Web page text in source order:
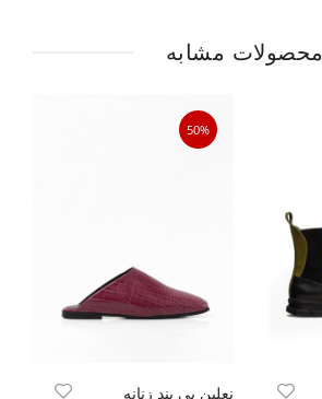
محصولات مشابه
50%
نعلین بی بند زنانه